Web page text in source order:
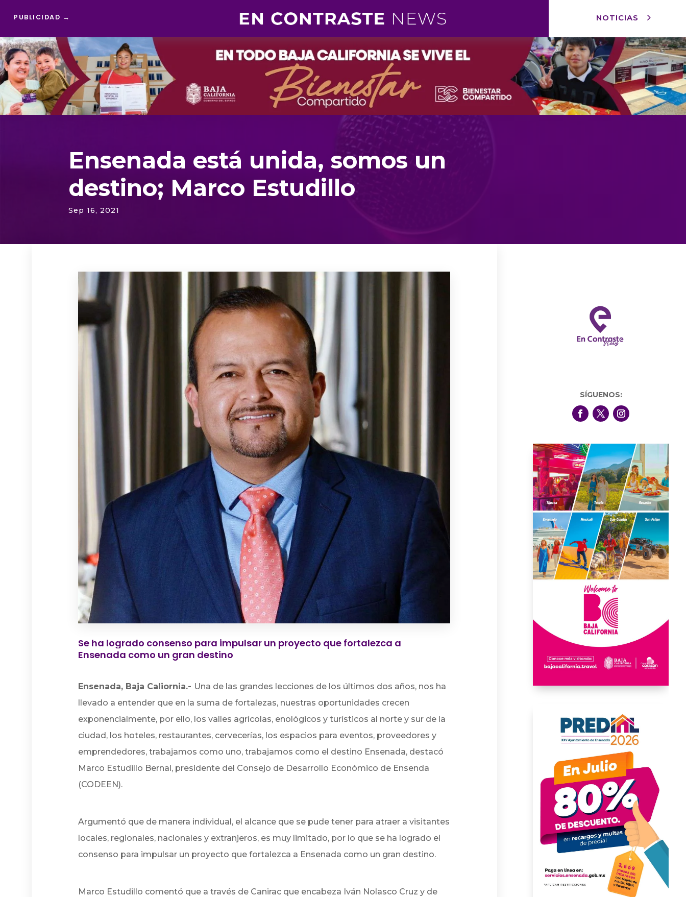
PUBLICIDAD → NOTICIAS
Reproductor
de
vídeo
Ensenada está unida, somos un
destino; Marco Estudillo
Sep 16, 2021
Se ha logrado consenso para impulsar un proyecto que fortalezca a
Ensenada como un gran destino
Ensenada, Baja Caliornia.- Una de las grandes lecciones de los últimos dos años, nos ha
llevado a entender que en la suma de fortalezas, nuestras oportunidades crecen
exponencialmente, por ello, los valles agrícolas, enológicos y turísticos al norte y sur de la
ciudad, los hoteles, restaurantes, cervecerías, los espacios para eventos, proveedores y
emprendedores, trabajamos como uno, trabajamos como el destino Ensenada, destacó
Marco Estudillo Bernal, presidente del Consejo de Desarrollo Económico de Ensenda
(CODEEN).
Argumentó que de manera individual, el alcance que se pude tener para atraer a visitantes
locales, regionales, nacionales y extranjeros, es muy limitado, por lo que se ha logrado el
consenso para impulsar un proyecto que fortalezca a Ensenada como un gran destino.
Marco Estudillo comentó que a través de Canirac que encabeza Iván Nolasco Cruz y de
SÍGUENOS: